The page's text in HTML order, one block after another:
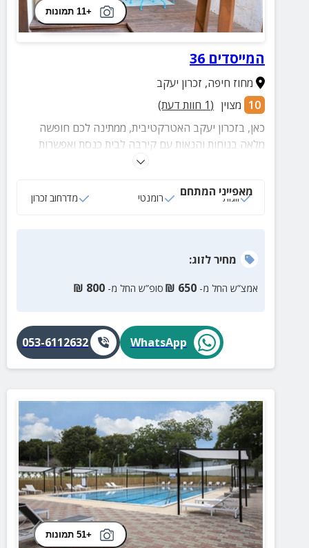
+11 תמונות
המייסדים 36
מחוז חיפה, זכרון יעקב
10 מצוין (
1 חוות דעת)
כאן, בזכרון יעקב האטרקטיבית, ממתינה לכם חופשה
מלאה בנוחות והנאות עם קירבה לבית כנסת ואפשרות
מאפייני המתחם
זוגות רומנטי מדרחוב זכרון
מחירלזוג:
אמצ”ש החל מ- 650
₪ סופ”ש החל מ- 800
₪
WhatsApp
053-6112632
+51 תמונות